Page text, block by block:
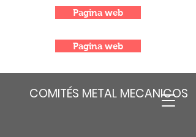
COMITÉS METAL MECANICOS
Pagina web
Pagina web